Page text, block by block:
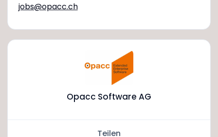
jobs@opacc.ch
Opacc Software AG
Teilen